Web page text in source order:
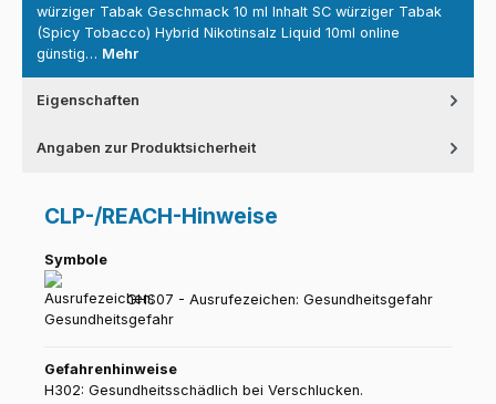
würziger Tabak Geschmack 10 ml Inhalt SC würziger Tabak
(Spicy Tobacco) Hybrid Nikotinsalz Liquid 10ml online
günstig… Mehr
Eigenschaften
Angaben zur Produktsicherheit
CLP-/REACH-Hinweise
Symbole
GHS07 - Ausrufezeichen: Gesundheitsgefahr
Gefahrenhinweise
H302: Gesundheitsschädlich bei Verschlucken.